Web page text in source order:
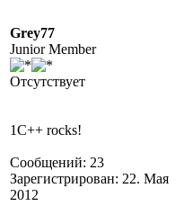
Grey77
Junior Member
Отсутствует
1C++ rocks!
Сообщений: 23
Зарегистрирован: 22. Мая
2012